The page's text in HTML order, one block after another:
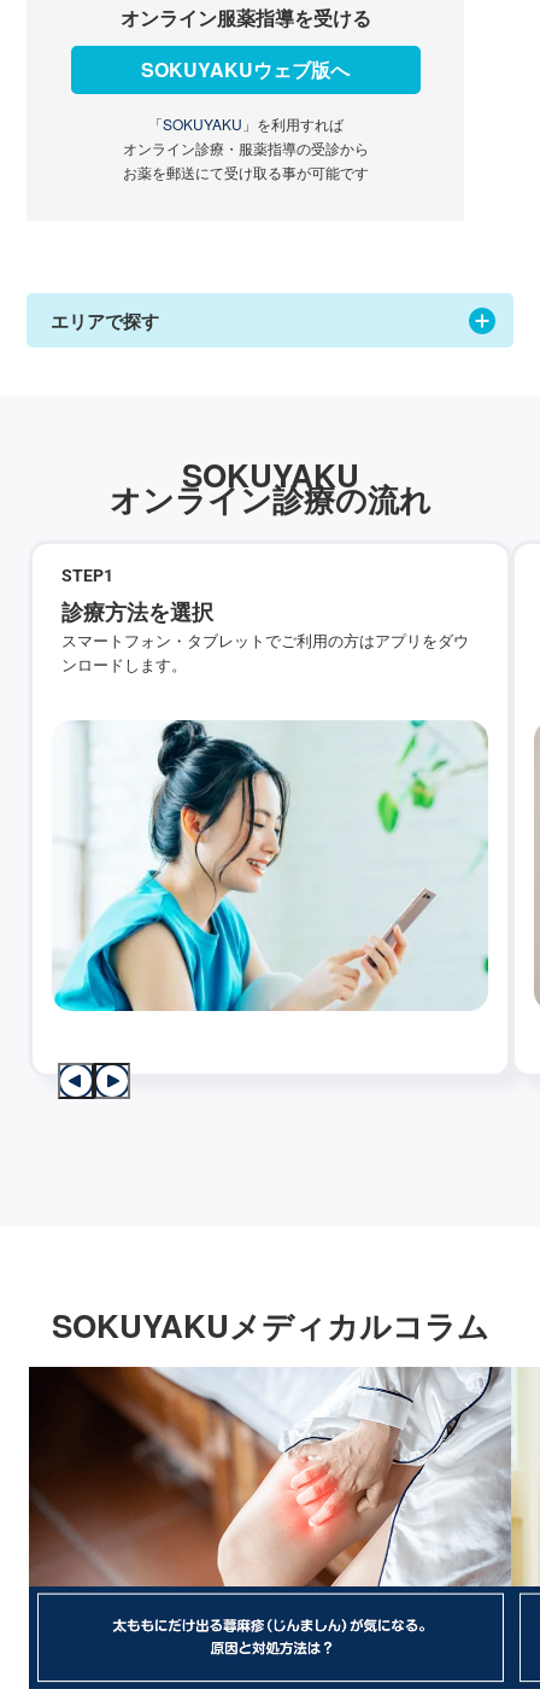
オンライン服薬指導を受ける
SOKUYAKUウェブ版へ
「SOKUYAKU」 を利用すれば
オンライン診療・服薬指導の受診から
お薬を郵送にて受け取る事が可能です
エリアで探す
SOKUYAKU
オンライン診療の流れ
STEP1
診療方法を選択
スマートフォン・タブレットでご利用の方はアプリをダウ
ンロードします。
SOKUYAKUメディカルコラム